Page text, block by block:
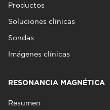
Productos
Soluciones clínicas
Sondas
Imágenes clínicas
RESONANCIA MAGNÉTICA
Resumen